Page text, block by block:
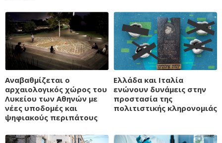
Αναβαθμίζεται ο
αρχαιολογικός χώρος του
Λυκείου των Αθηνών με
νέες υποδομές και
ψηφιακούς περιπάτους
Ελλάδα και Ιταλία
ενώνουν δυνάμεις στην
προστασία της
πολιτιστικής κληρονομιάς